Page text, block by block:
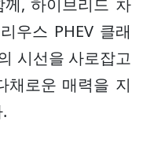
우스 PHEV 클래
시선을 사로잡고
채로운 매력을 지